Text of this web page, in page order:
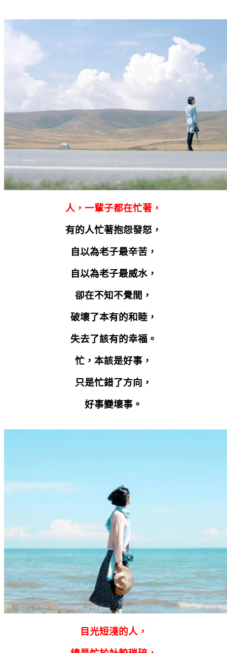
人，一輩子都在忙著，
有的人忙著抱怨發怒，
自以為老子最辛苦，
自以為老子最威水，
卻在不知不覺間，
破壞了本有的和睦，
失去了該有的幸福。
忙，本該是好事，
只是忙錯了方向，
好事變壞事。
目光短淺的人，